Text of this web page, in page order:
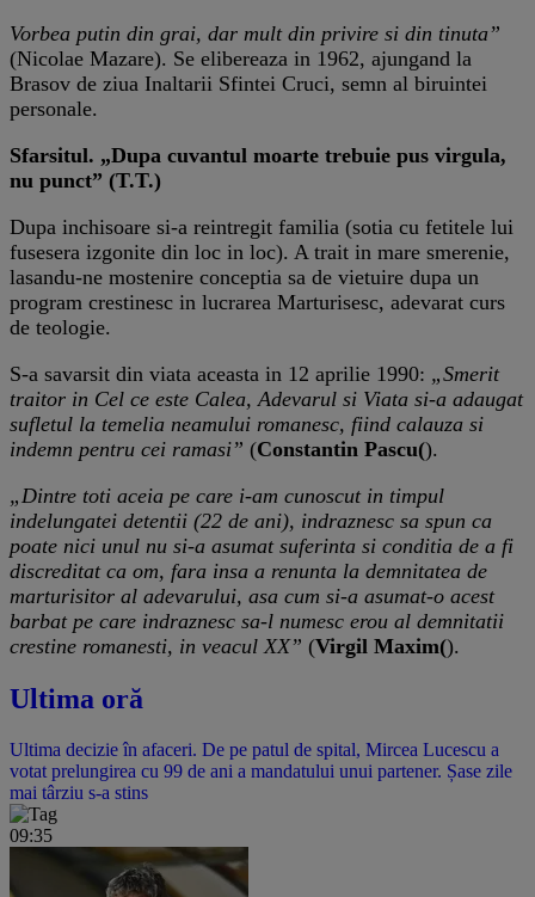
Vorbea putin din grai, dar mult din privire si din tinuta”
(Nicolae Mazare). Se elibereaza in 1962, ajungand la
Brasov de ziua Inaltarii Sfintei Cruci, semn al biruintei
personale.
Sfarsitul. „Dupa cuvantul moarte trebuie pus virgula,
nu punct” (T.T.)
Dupa inchisoare si-a reintregit familia (sotia cu fetitele lui
fusesera izgonite din loc in loc). A trait in mare smerenie,
lasandu-ne mostenire conceptia sa de vietuire dupa un
program crestinesc in lucrarea Marturisesc, adevarat curs
de teologie.
S-a savarsit din viata aceasta in 12 aprilie 1990: „Smerit
traitor in Cel ce este Calea, Adevarul si Viata si-a adaugat
sufletul la temelia neamului romanesc, fiind calauza si
indemn pentru cei ramasi” (Constantin Pascu().
„Dintre toti aceia pe care i-am cunoscut in timpul
indelungatei detentii (22 de ani), indraznesc sa spun ca
poate nici unul nu si-a asumat suferinta si conditia de a fi
discreditat ca om, fara insa a renunta la demnitatea de
marturisitor al adevarului, asa cum si-a asumat-o acest
barbat pe care indraznesc sa-l numesc erou al demnitatii
crestine romanesti, in veacul XX” (Virgil Maxim().
Ultima oră
Ultima decizie în afaceri. De pe patul de spital, Mircea Lucescu a
votat prelungirea cu 99 de ani a mandatului unui partener. Șase zile
mai târziu s-a stins
09:35